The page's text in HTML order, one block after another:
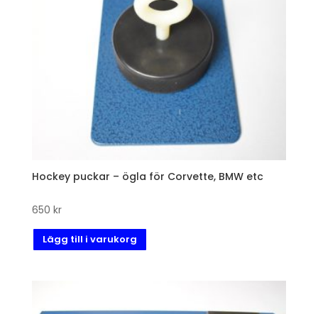
Hockey puckar – ögla för Corvette, BMW etc
650 kr
Lägg till i varukorg